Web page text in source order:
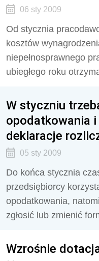
06 sty 2009
Od stycznia
kosztów
niepełnosprawnego
ubiegłego roku
W styczniu
opodatkowania i
deklaracje
05 sty 2009
Do końca stycznia
przedsiębiorcy
opodatkowania,
zgłosić lub zmienić
Wzrośnie